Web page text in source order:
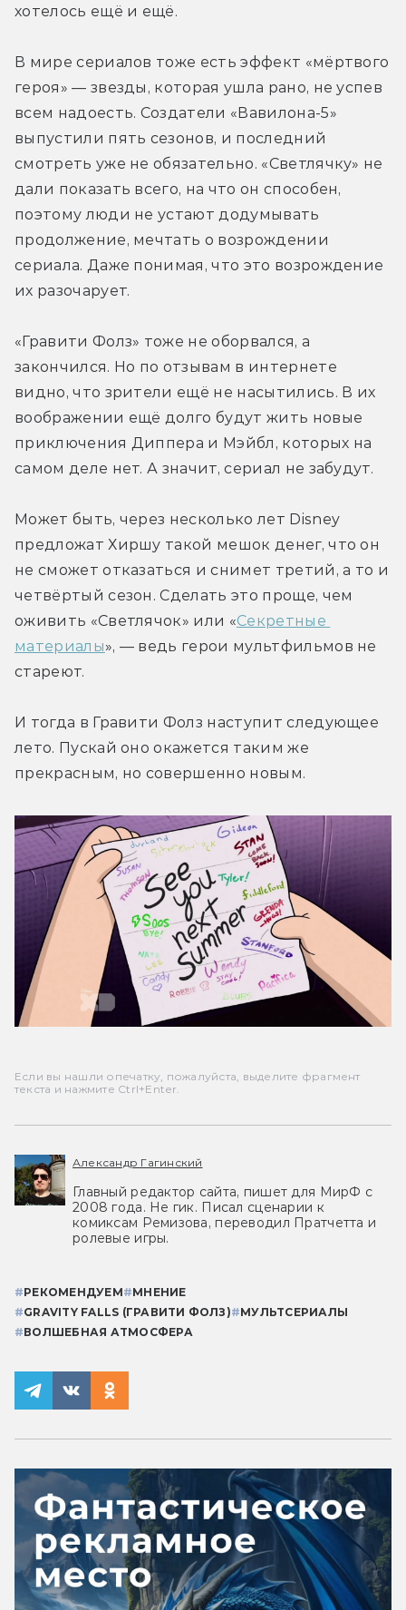
хотелось ещё и ещё.
В мире сериалов тоже есть эффект «мёртвого
героя» — звезды, которая ушла рано, не успев
всем надоесть. Создатели «Вавилона-5»
выпустили пять сезонов, и последний
смотреть уже не обязательно. «Светлячку» не
дали показать всего, на что он способен,
поэтому люди не устают додумывать
продолжение, мечтать о возрождении
сериала. Даже понимая, что это возрождение
их разочарует.
«Гравити Фолз» тоже не оборвался, а
закончился. Но по отзывам в интернете
видно, что зрители ещё не насытились. В их
воображении ещё долго будут жить новые
приключения Диппера и Мэйбл, которых на
самом деле нет. А значит, сериал не забудут.
Может быть, через несколько лет Disney
предложат Хиршу такой мешок денег, что он
не сможет отказаться и снимет третий, а то и
четвёртый сезон. Сделать это проще, чем
оживить «Светлячок» или «Секретные
материалы», — ведь герои мультфильмов не
стареют.
И тогда в Гравити Фолз наступит следующее
лето. Пускай оно окажется таким же
прекрасным, но совершенно новым.
Если вы нашли опечатку, пожалуйста, выделите фрагмент
текста и нажмите Ctrl+Enter.
Александр Гагинский
Главный редактор сайта, пишет для МирФ с
2008 года. Не гик. Писал сценарии к
комиксам Ремизова, переводил Пратчетта и
ролевые игры.
#РЕКОМЕНДУЕМ#МНЕНИЕ
#GRAVITY FALLS (ГРАВИТИ ФОЛЗ)#МУЛЬТСЕРИАЛЫ
#ВОЛШЕБНАЯ АТМОСФЕРА